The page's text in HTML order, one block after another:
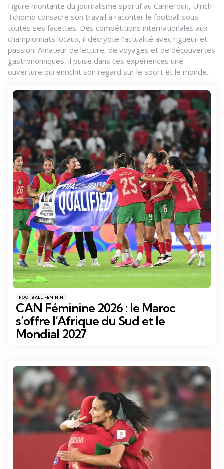
Figure montante du journalisme sportif au Cameroun, Ulrich
Tchomo consacre son travail à raconter le football sous
toutes ses facettes. Des compétitions internationales aux
championnats locaux, il décrypte l'actualité avec rigueur et
passion. Amateur de lecture, de voyages et de découvertes
gastronomiques, il puise dans ces expériences une
ouverture qui enrichit son regard sur le sport et le monde.
Catégories
Posté
dans
FOOTBALL FÉMININ
CAN Féminine 2026 : le Maroc
s’offre l’Afrique du Sud et le
Mondial 2027